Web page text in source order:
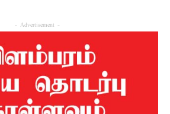
- Advertisement -